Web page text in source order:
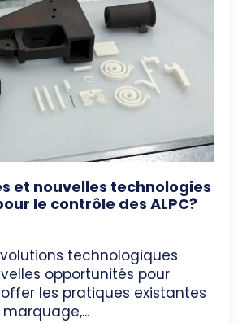
et nouvelles technologies
le contrôle des ALPC?
technologiques
opportunités pour
les pratiques existantes